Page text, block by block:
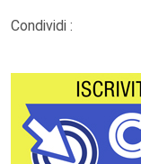
Condividi :